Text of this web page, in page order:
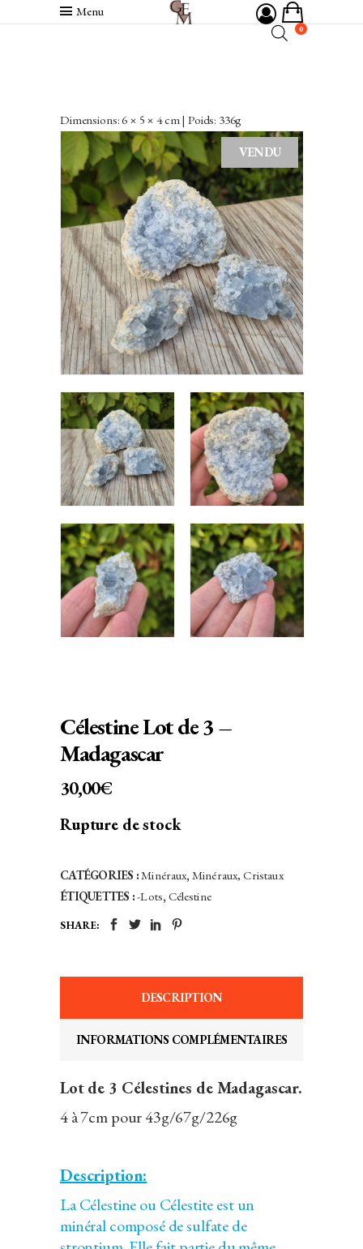
Menu
0
Dimensions: 6 × 5 × 4 cm | Poids: 336g
VENDU
Célestine Lot de 3 –
Madagascar
30,00€
Rupture de stock
CATÉGORIES :Minéraux, Minéraux, Cristaux
ÉTIQUETTES :-Lots, Célestine
SHARE:
DESCRIPTION
INFORMATIONS COMPLÉMENTAIRES
Lot de 3 Célestines de Madagascar.
4 à 7cm pour 43g/67g/226g
Description:
La Célestine ou Célestite est un
minéral composé de sulfate de